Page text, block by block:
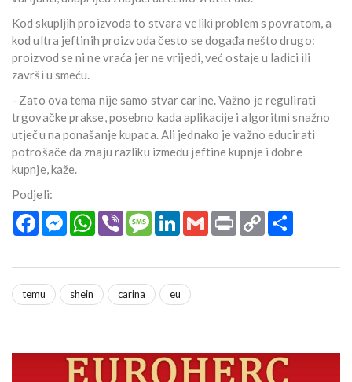
Kod skupljih proizvoda to stvara veliki problem s povratom, a
kod ultra jeftinih proizvoda često se događa nešto drugo:
proizvod se ni ne vraća jer ne vrijedi, već ostaje u ladici ili
završi u smeću.
- Zato ova tema nije samo stvar carine. Važno je regulirati
trgovačke prakse, posebno kada aplikacije i algoritmi snažno
utječu na ponašanje kupaca. Ali jednako je važno educirati
potrošače da znaju razliku između jeftine kupnje i dobre
kupnje, kaže.
Podjeli:
FacebookMessengerWhatsApp
Viber MessageLinkedInGmail Print Copy
Link
temu shein carina eu